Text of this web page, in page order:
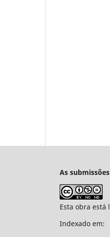
As
Esta obra está
Indexado em: